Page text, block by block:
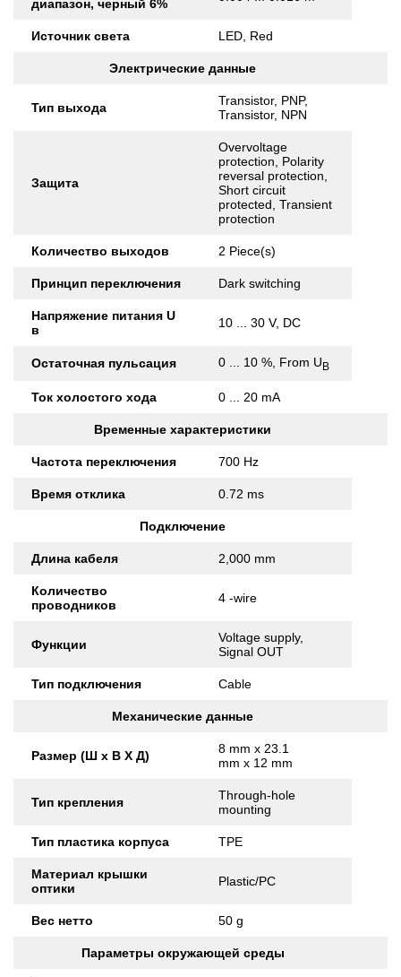
диапазон, черный 6%
Источник света LED, Red
Электрические данные
Тип выхода
Transistor, PNP,
Transistor, NPN
Защита
Overvoltage
protection, Polarity
reversal protection,
Short circuit
protected, Transient
protection
Количество выходов 2 Piece(s)
Принцип переключения Dark switching
Напряжение питания U
в
10 ... 30 V, DC
Остаточная пульсация 0 ... 10 %, From UB
Ток холостого хода 0 ... 20 mA
Временные характеристики
Частота переключения 700 Hz
Время отклика 0.72 ms
Подключение
Длина кабеля 2,000 mm
Количество
проводников
4 -wire
Функции
Voltage supply,
Signal OUT
Тип подключения Cable
Механические данные
Размер (Ш x В X Д)
8 mm x 23.1
mm x 12 mm
Тип крепления
Through-hole
mounting
Тип пластика корпуса TPE
Материал крышки
оптики
Plastic/PC
Вес нетто 50 g
Параметры окружающей среды